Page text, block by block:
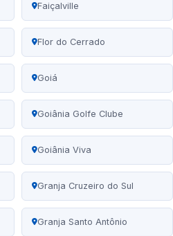
Faiçalville
Flor do Cerrado
Goiá
Goiânia Golfe Clube
Goiânia Viva
Granja Cruzeiro do Sul
Granja Santo Antônio